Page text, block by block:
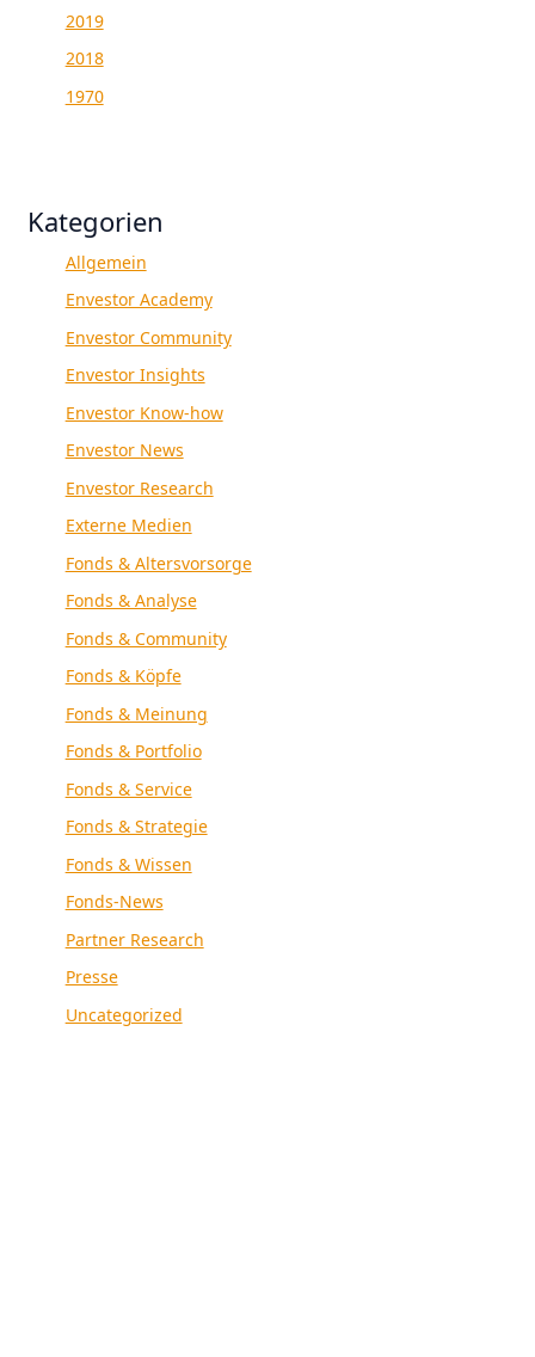
2019
2018
1970
Kategorien
Allgemein
Envestor Academy
Envestor Community
Envestor Insights
Envestor Know-how
Envestor News
Envestor Research
Externe Medien
Fonds & Altersvorsorge
Fonds & Analyse
Fonds & Community
Fonds & Köpfe
Fonds & Meinung
Fonds & Portfolio
Fonds & Service
Fonds & Strategie
Fonds & Wissen
Fonds-News
Partner Research
Presse
Uncategorized